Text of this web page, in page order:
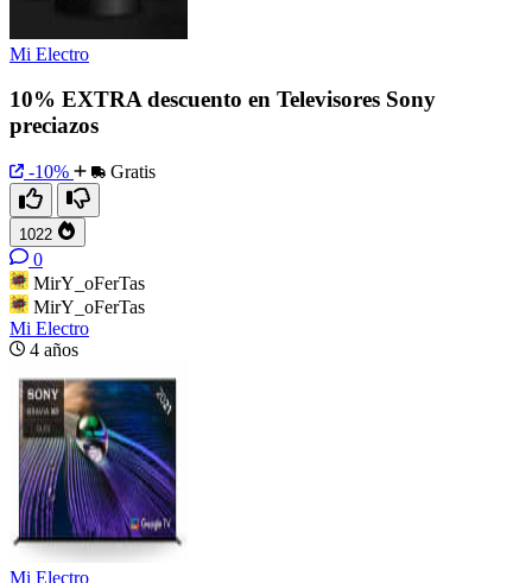
Mi Electro
10% EXTRA descuento en Televisores Sony
preciazos
-10% Gratis
1022
0
MirY_oFerTas
MirY_oFerTas
Mi Electro
4 años
Mi Electro